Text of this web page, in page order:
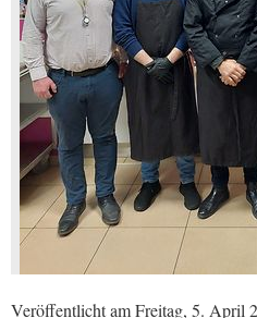
Veröffentlicht am Freitag, 5. April